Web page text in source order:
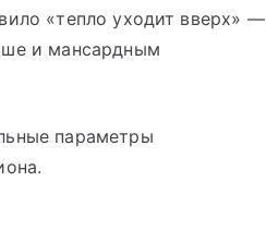
«тепло уходит вверх» —
и мансардным
параметры